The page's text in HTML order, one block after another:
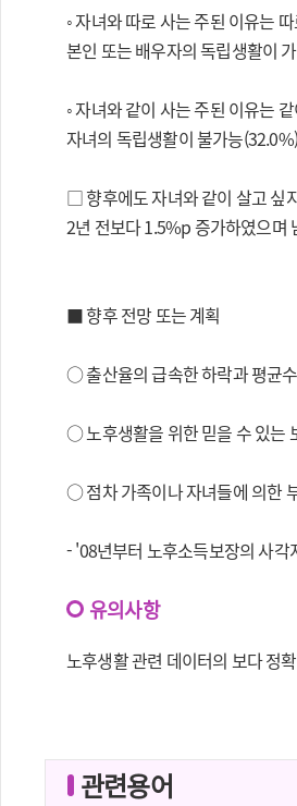
◦ 자녀와 따로 사는 주된 이유는
본인 또는 배우자의 독립생활이
◦ 자녀와 같이 사는 주된 이유는
자녀의 독립생활이 불가능
□ 향후에도 자녀와 같이 살고 싶
2년 전보다 1.5%p 증가하였으며
■ 향후 전망 또는 계획
○ 출산율의 급속한 하락과 평균
○ 노후생활을 위한 믿을 수 있는
○ 점차 가족이나 자녀들에 의한
- '08년부터 노후소득보장의 사
유의사항
노후생활 관련 데이터의 보다 정
관련용어